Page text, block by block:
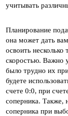
учитывать
Планирование
она может дать
освоить
скоростью. Важно
было трудно их
будете
счете 0:0, при
соперника. Также,
соперника при